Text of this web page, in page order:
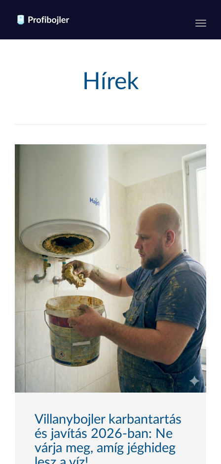
Hírek
Villanybojler karbantartás
és javítás 2026-ban: Ne
várja meg, amíg jéghideg